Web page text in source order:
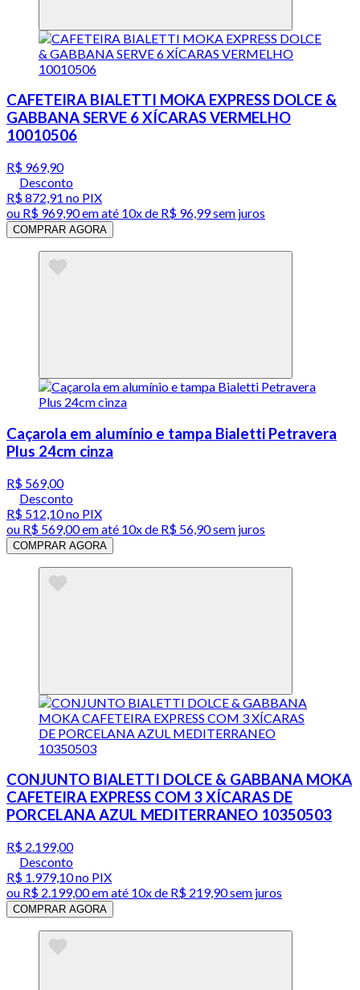
CAFETEIRA BIALETTI MOKA EXPRESS DOLCE &
GABBANA SERVE 6 XÍCARAS VERMELHO
10010506
R$ 969,90
Desconto
R$ 872,91 no PIX
ou R$ 969,90em até 10x de R$ 96,99 sem juros
COMPRAR AGORA
Caçarola em alumínio e tampa Bialetti Petravera
Plus 24cm cinza
R$ 569,00
Desconto
R$ 512,10no PIX
ou R$ 569,00em até 10x de R$ 56,90 sem juros
COMPRAR AGORA
CONJUNTO BIALETTI DOLCE & GABBANA MOKA
CAFETEIRA EXPRESS COM 3 XÍCARAS DE
PORCELANA AZUL MEDITERRANEO 10350503
R$ 2.199,00
Desconto
R$ 1.979,10no PIX
ou R$ 2.199,00em até 10x de R$ 219,90 sem juros
COMPRAR AGORA